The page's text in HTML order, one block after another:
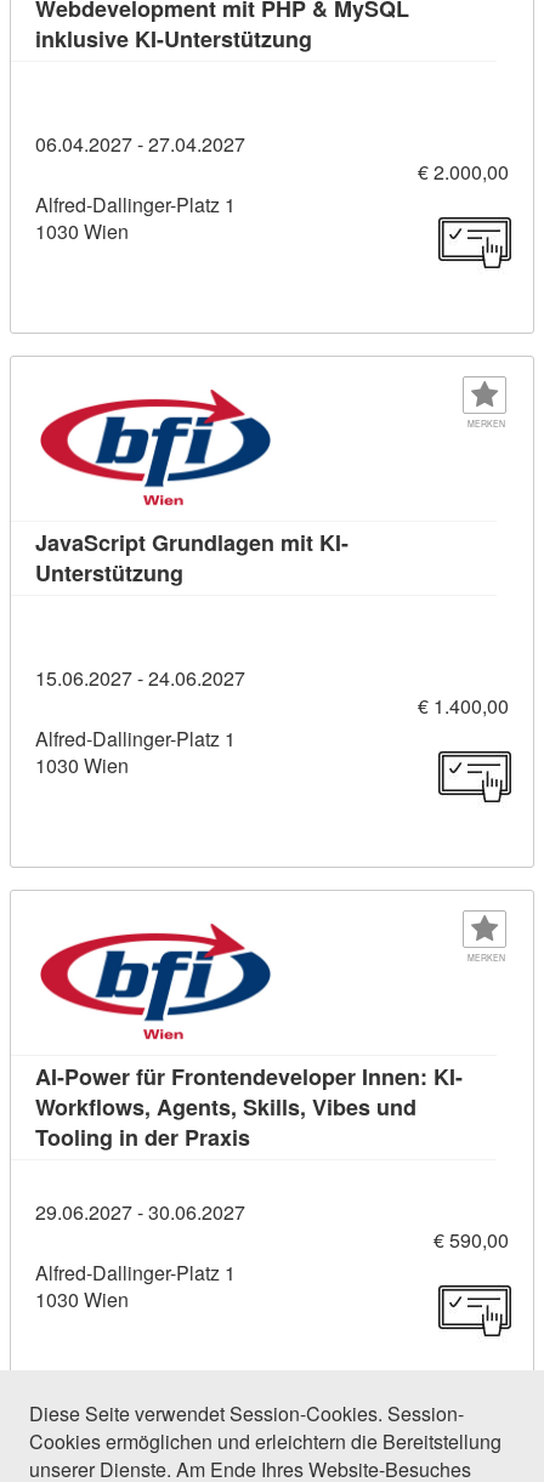
Webdevelopment mit PHP & MySQL
inklusive KI-Unterstützung
06.04.2027 - 27.04.2027
€ 2.000,00
Alfred-Dallinger-Platz 1
1030 Wien
MERKEN
JavaScript Grundlagen mit KI-
Unterstützung
15.06.2027 - 24.06.2027
€ 1.400,00
Alfred-Dallinger-Platz 1
1030 Wien
MERKEN
AI-Power für Frontendeveloper Innen: KI-
Workflows, Agents, Skills, Vibes und
Tooling in der PraxisKursdetail: AI-Power für
29.06.2027 - 30.06.2027
€ 590,00
Alfred-Dallinger-Platz 1
1030 Wien
15 Einträge gefunden (1 von 1)
Diese Seite verwendet Session-Cookies. Session-
Cookies ermöglichen und erleichtern die Bereitstellung
unserer Dienste. Am Ende Ihres Website-Besuches